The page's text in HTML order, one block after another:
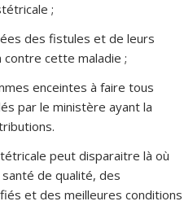
;
des fistules et de leurs
contre cette maladie ;
enceintes à faire tous
par le ministère ayant la
peut disparaitre là où
de qualité, des
et des meilleures conditions